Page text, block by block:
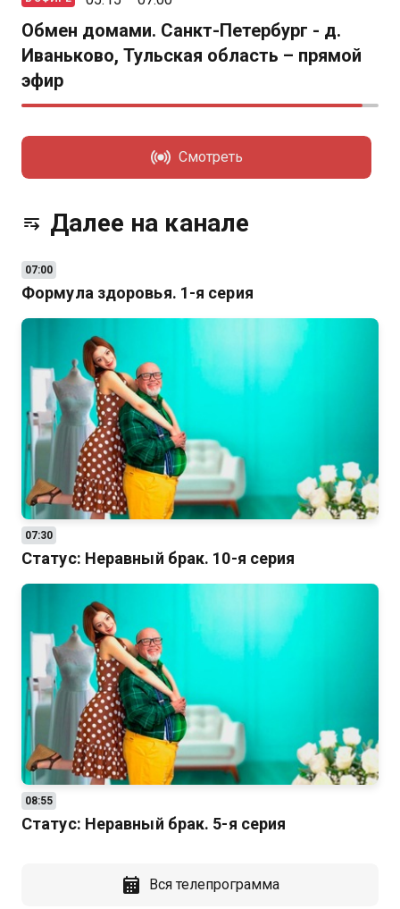
Обмен домами. Санкт-Петербург - д.
Иваньково, Тульская область – прямой
эфир
Смотреть
Далее на канале
Через 4 мин
07:00
Формула здоровья. 1-я серия
07:30
Статус: Неравный брак. 10-я серия
08:55
Статус: Неравный брак. 5-я серия
Вся телепрограмма